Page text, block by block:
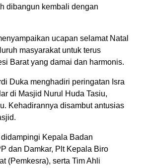
dibangun kembali dengan
ucapan selamat Natal
masyarakat untuk terus
Barat yang damai dan harmonis.
Duka menghadiri peringatan Isra
di Masjid Nurul Huda Tasiu,
Kehadirannya disambut antusias
Kepala Badan
dan Damkar, Plt Kepala Biro
(Pemkesra), serta Tim Ahli